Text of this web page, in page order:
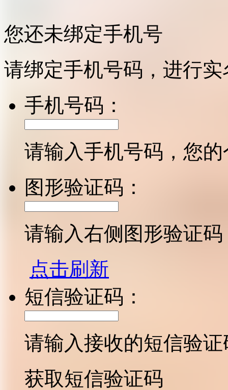
您还未绑定手机号
请绑定手机号码，进行
手机号码：
请输入手机号码，您
图形验证码：
请输入右侧图形验证码
点击刷新
短信验证码：
请输入接收的短信验证
获取短信验证码